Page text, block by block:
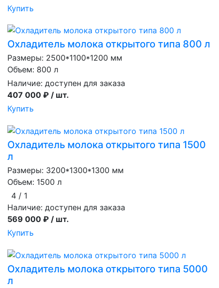
Купить
Охладитель молока открытого типа 800 л
Размеры: 2500*1100*1200 мм
Объем: 800 л
Наличие: доступен для заказа
407 000 ₽ / шт.
Купить
Охладитель молока открытого типа 1500
л
Размеры: 3200*1300*1300 мм
Объем: 1500 л
4 / 1
Наличие: доступен для заказа
569 000 ₽ / шт.
Купить
Охладитель молока открытого типа 5000
л